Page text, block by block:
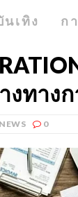
นเทิง ก
งทาง
0